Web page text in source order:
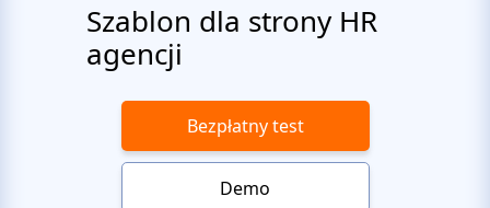
Szablon dla strony HR
agencji
Bezpłatny test
Demo